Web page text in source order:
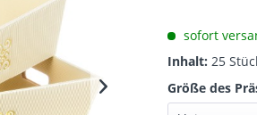
sofort
Inhalt: 25
Größe des